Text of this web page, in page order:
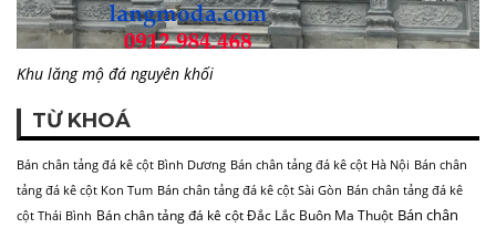
Khu lăng mộ đá nguyên khối
TỪ KHOÁ
Bán chân tảng đá kê cột Bình Dương Bán chân tảng đá kê cột Hà Nội Bán chân
tảng đá kê cột Kon Tum Bán chân tảng đá kê cột Sài Gòn Bán chân tảng đá kê
cột Thái Bình Bán chân tảng đá kê cột Đắc Lắc Buôn Ma Thuột Bán chân